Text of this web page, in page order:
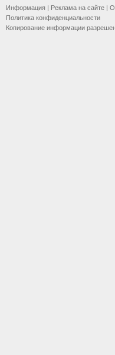
Информация | Реклама на сайте | О
Политика конфиденциальности
Копирование информации